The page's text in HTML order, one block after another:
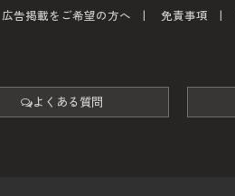
広告掲載をご希望の方へ 免責事項
よくある質問